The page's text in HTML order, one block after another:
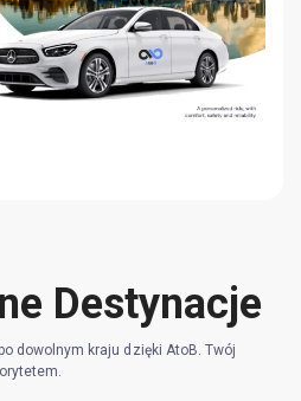
Destynacje
dowolnym kraju dzięki AtoB. Twój